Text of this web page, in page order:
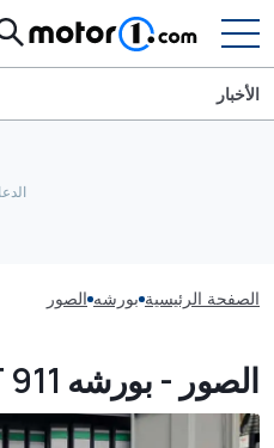
الأخبار
الصفحة الرئيسية بورشه الصور
الصور - بورشه 911 S/T بنفس الشارة